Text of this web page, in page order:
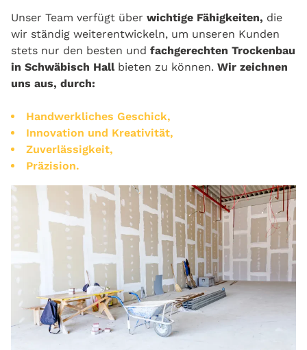
Unser Team verfügt über wichtige Fähigkeiten, die
wir ständig weiterentwickeln, um unseren Kunden
stets nur den besten und fachgerechten Trockenbau
in Schwäbisch Hallbieten zu können. Wir zeichnen
uns aus, durch:
Handwerkliches Geschick,
Innovation und Kreativität,
Zuverlässigkeit,
Präzision.